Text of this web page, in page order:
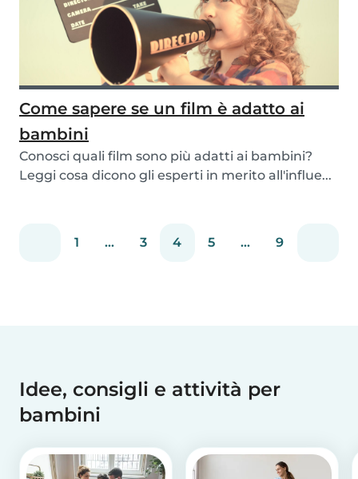
Come sapere se un film è adatto ai
bambini
Conosci quali film sono più adatti ai bambini?
Leggi cosa dicono gli esperti in merito all'influe...
1 ... 3 4 5 ... 9
Idee, consigli e attività per
bambini